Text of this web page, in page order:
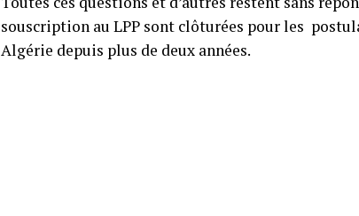
souscription au LPP sont clôturées pour les
Algérie depuis plus de deux années.